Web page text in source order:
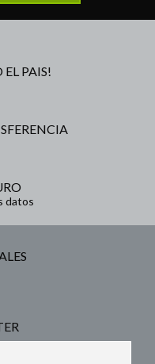
PAIS!
datos